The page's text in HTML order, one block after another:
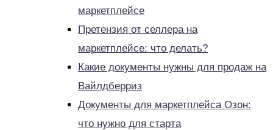
маркетплейсе
Претензия от селлера на
маркетплейсе: что делать?
Какие документы нужны для продаж на
Вайлдберриз
Документы для маркетплейса Озон:
что нужно для старта